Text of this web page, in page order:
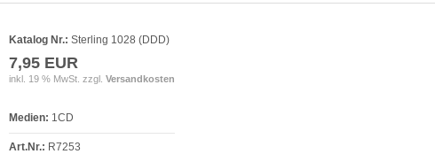
Katalog Nr.: Sterling 1028 (DDD)
7,95 EUR
inkl. 19 % MwSt. zzgl. Versandkosten
Medien: 1CD
Art.Nr.: R7253